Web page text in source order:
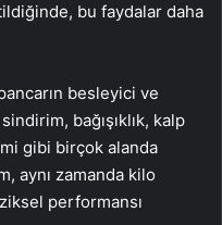
bu faydalar daha
besleyici ve
bağışıklık, kalp
gibi birçok alanda
aynı zamanda kilo
performansı